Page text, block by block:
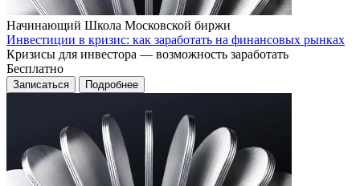
Начинающий Школа Московской биржи
Инвестиции в кризис: как заработать на финансовых рынках
Кризисы для инвестора — возможность заработать
Бесплатно
Записаться Подробнее